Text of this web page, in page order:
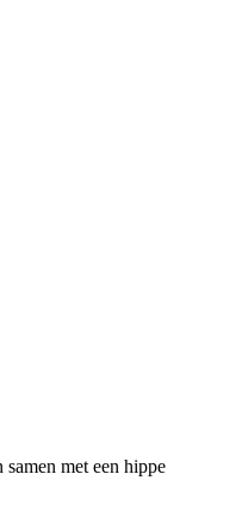
met een hippe